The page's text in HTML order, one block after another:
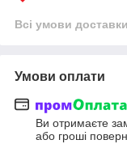
Всі умови доставки
Умови оплати
Ви отримаєте
або гроші